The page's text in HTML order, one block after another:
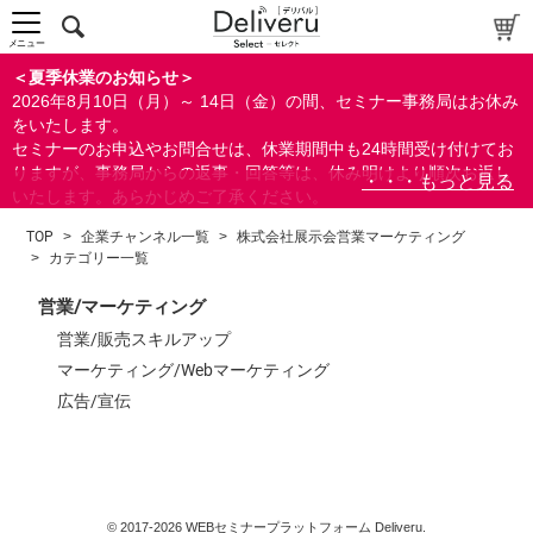
上級者向け
配布資料
指定しない
あり
なし
研修の提供
指定しない
あり
カテゴリー
＜夏季休業のお知らせ＞
2026年8月10日（月）～ 14日（金）の間、セミナー事務局はお休み
をいたします。
セミナーのお申込やお問合せは、休業期間中も24時間受け付けてお
りますが、事務局からの返事・回答等は、休み明けより順次お返し
いたします。あらかじめご了承ください。
ができます。
メニュー
TOP > 企業チャンネル一覧 > 株式会社展示会営業マーケティング
>
カテゴリー一覧
営業/マーケティング
営業/販売スキルアップ
マーケティング/Webマーケティング
広告/宣伝
© 2017-2026 WEBセミナープラットフォーム Deliveru.